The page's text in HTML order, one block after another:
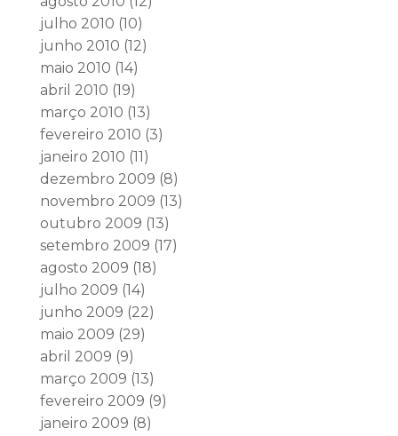
julho 2010 (10)
junho 2010 (12)
maio 2010 (14)
abril 2010 (19)
março 2010 (13)
fevereiro 2010 (3)
janeiro 2010 (11)
dezembro 2009 (8)
novembro 2009 (13)
outubro 2009 (13)
setembro 2009 (17)
agosto 2009 (18)
julho 2009 (14)
junho 2009 (22)
maio 2009 (29)
abril 2009 (9)
março 2009 (13)
fevereiro 2009 (9)
janeiro 2009 (8)